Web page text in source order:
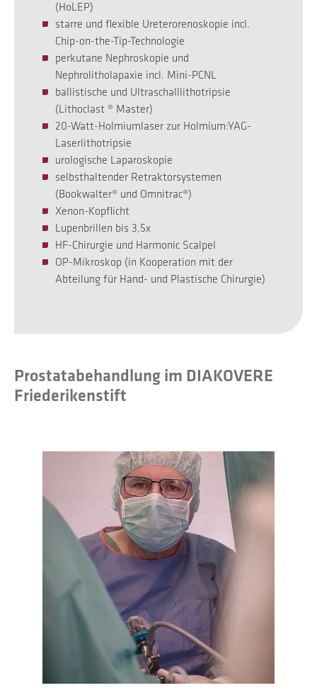
(HoLEP)
starre und flexible Ureterorenoskopie incl.
Chip-on-the-Tip-Technologie
perkutane Nephroskopie und
Nephrolitholapaxie incl. Mini-PCNL
ballistische und Ultraschalllithotripsie
(Lithoclast ® Master)
20-Watt-Holmiumlaser zur Holmium:YAG-
Laserlithotripsie
urologische Laparoskopie
selbsthaltender Retraktorsystemen
(Bookwalter® und Omnitrac®)
Xenon-Kopflicht
Lupenbrillen bis 3,5x
HF-Chirurgie und Harmonic Scalpel
OP-Mikroskop (in Kooperation mit der
Abteilung für Hand- und Plastische Chirurgie)
Prostatabehandlung im DIAKOVERE
Friederikenstift